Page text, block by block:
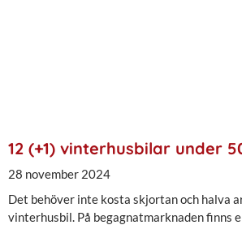
12 (+1) vinterhusbilar under
28 november 2024
Det behöver inte kosta skjortan och halva
vinterhusbil. På begagnatmarknaden finns